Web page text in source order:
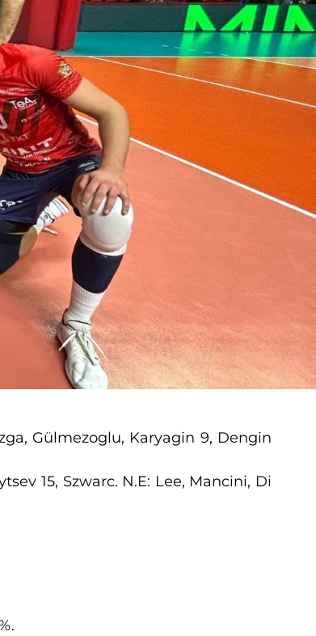
Gülmezoglu, Karyagin 9, Dengin
15, Szwarc. N.E: Lee, Mancini, Di